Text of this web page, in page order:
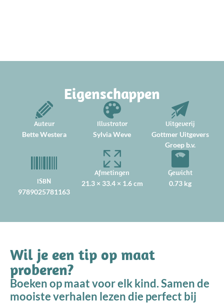
Eigenschappen
Auteur
Bette Westera
Illustrator
Sylvia Weve
Uitgeverij
Gottmer Uitgevers
Groep b.v.
ISBN
9789025781163
Afmetingen
21.3 × 33.4 × 1.6 cm
Gewicht
0.73 kg
Wil je een tip op maat
proberen?
Boeken op maat voor elk kind. Samen de
mooiste verhalen lezen die perfect bij